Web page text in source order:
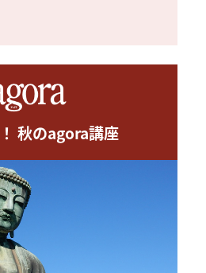
秋のagora講座